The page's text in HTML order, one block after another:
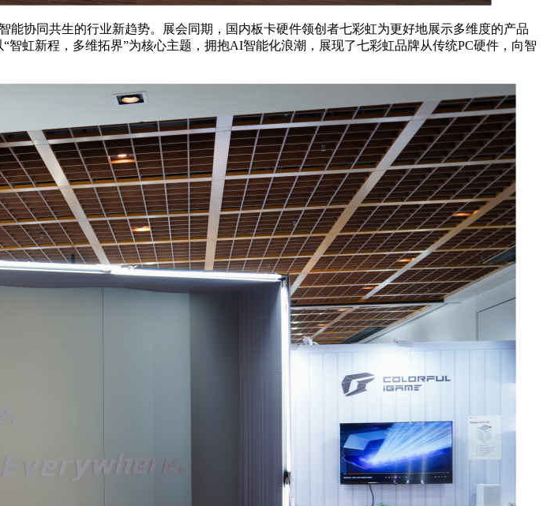
能协同共生的行业新趋势。展会同期，国内板卡硬件领创者七彩虹为更好地展示多维度的产品
虹新程，多维拓界”为核心主题，拥抱AI智能化浪潮，展现了七彩虹品牌从传统PC硬件，向智